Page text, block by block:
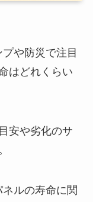
や防災で注目
はどれくらい
安や劣化のサ
ルの寿命に関